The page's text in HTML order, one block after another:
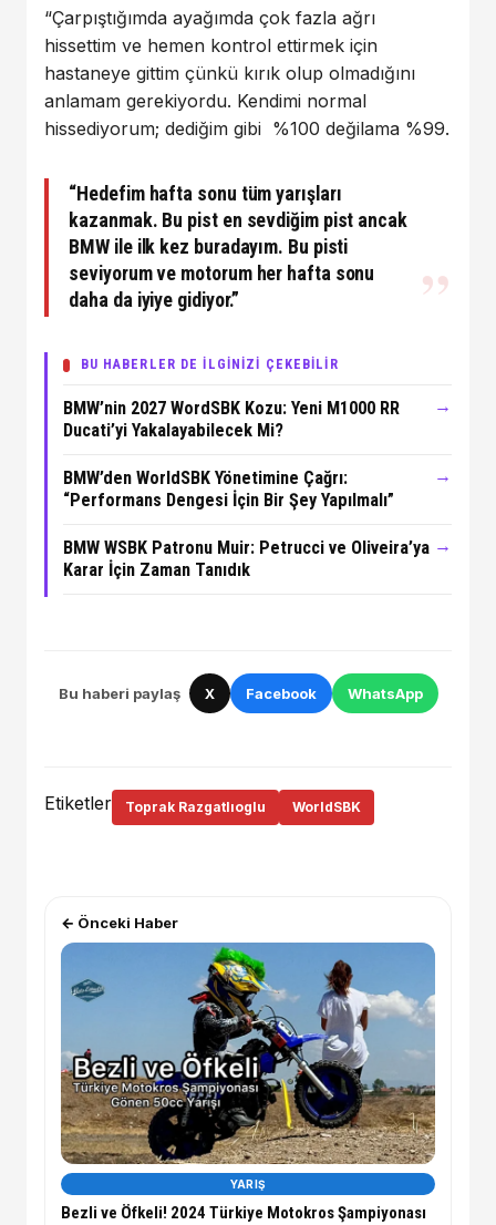
“Çarpıştığımda ayağımda çok fazla ağrı
hissettim ve hemen kontrol ettirmek için
hastaneye gittim çünkü kırık olup olmadığını
anlamam gerekiyordu. Kendimi normal
hissediyorum; dediğim gibi %100 değilama %99.
“Hedefim hafta sonu tüm yarışları
kazanmak. Bu pist en sevdiğim pist ancak
BMW ile ilk kez buradayım. Bu pisti
seviyorum ve motorum her hafta sonu
daha da iyiye gidiyor.”
BU HABERLER DE İLGİNİZİ ÇEKEBİLİR
BMW’nin 2027 WordSBK Kozu: Yeni M1000 RR
Ducati’yi Yakalayabilecek Mi?
→
BMW’den WorldSBK Yönetimine Çağrı:
“Performans Dengesi İçin Bir Şey Yapılmalı”
→
BMW WSBK Patronu Muir: Petrucci ve Oliveira’ya
Karar İçin Zaman Tanıdık
→
Bu haberi paylaş X Facebook WhatsApp
Etiketler Toprak Razgatlıoglu WorldSBK
← Önceki Haber
YARIŞ
Bezli ve Öfkeli! 2024 Türkiye Motokros Şampiyonası